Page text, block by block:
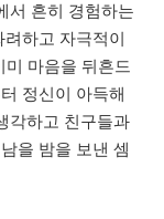
서 흔히 경험하는
하고 자극적이
미 마음을 뒤흔드
정신이 아득해
각하고 친구들과
을 밤을 보낸 셈